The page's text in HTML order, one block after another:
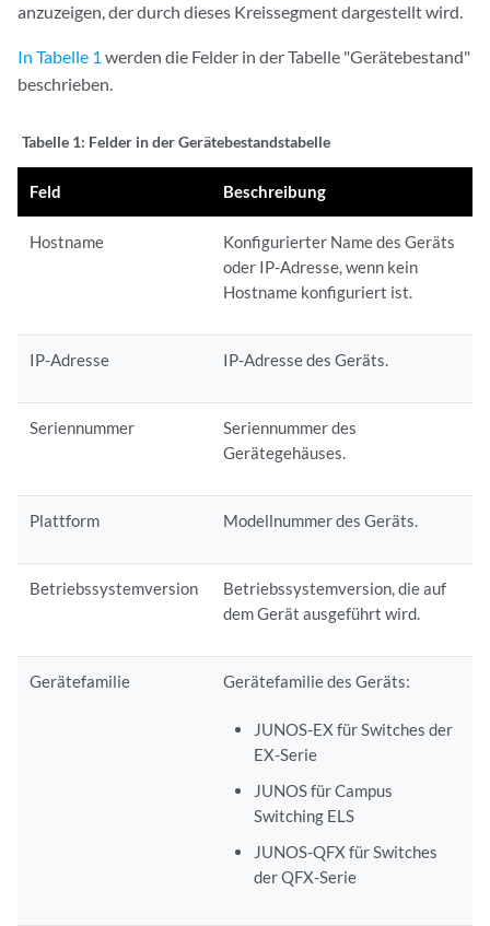
anzuzeigen, der durch dieses Kreissegment dargestellt wird.
In Tabelle 1 werden die Felder in der Tabelle "Gerätebestand"
beschrieben.
Tabelle 1: Felder in der Gerätebestandstabelle
Feld Beschreibung
Hostname
Konfigurierter Name des Geräts
oder IP-Adresse, wenn kein
Hostname konfiguriert ist.
IP-Adresse IP-Adresse des Geräts.
Seriennummer
Seriennummer des
Gerätegehäuses.
Plattform Modellnummer des Geräts.
Betriebssystemversion
Betriebssystemversion, die auf
dem Gerät ausgeführt wird.
Gerätefamilie Gerätefamilie des Geräts:
JUNOS-EX für Switches der
EX-Serie
JUNOS für Campus
Switching ELS
JUNOS-QFX für Switches
der QFX-Serie